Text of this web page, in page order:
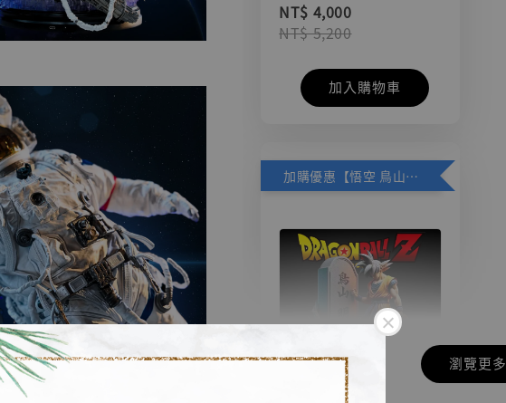
NT$ 4,000
NT$ 5,200
加入購物車
加購優惠【悟空 鳥山明紀念款 [奇蹟工作室]】
瀏覽更多